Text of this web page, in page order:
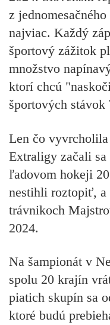
z
najviac. Každý
športový zážitok
množstvo
ktorí chcú
športových stávok
Len čo
Extraligy začali
ľadovom hokeji
nestihli roztopiť, a
trávnikoch
2024.
Na šampionát v
spolu 20 krajín
piatich skupín sa
ktoré budú